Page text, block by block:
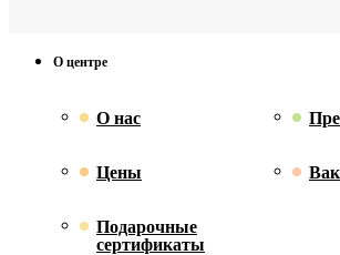
О центре
О нас
Цены
Подарочные
сертификаты